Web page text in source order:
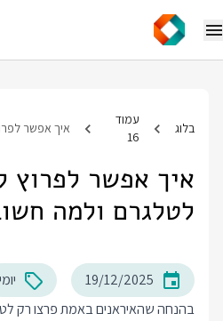
בלוג
עמוד
16
איך אפשר לפרוץ
לטלגרם ולמה
19/12/2025
יומי
בהנחה שהאיראנים באמת פרצו רק